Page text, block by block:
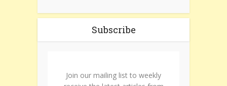
Subscribe
Join our mailing list to weekly